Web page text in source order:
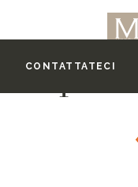
CONTATTATECI